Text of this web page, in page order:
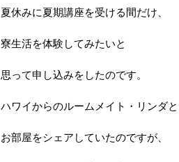
夏休みに夏期講座を受ける間だけ、
寮生活を体験してみたいと
思って申し込みをしたのです。
ハワイからのルームメイト・リンダと
お部屋をシェアしていたのですが、